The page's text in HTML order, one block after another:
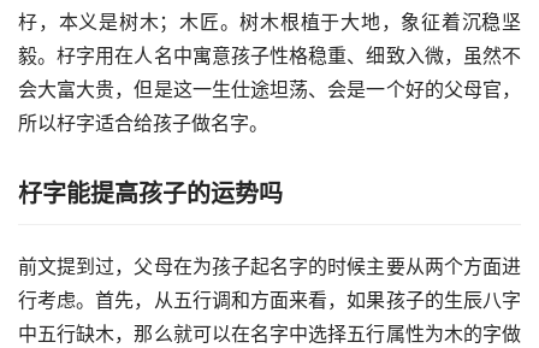
杍，本义是树木；木匠。树木根植于大地，象征着沉稳坚
毅。杍字用在人名中寓意孩子性格稳重、细致入微，虽然不
会大富大贵，但是这一生仕途坦荡、会是一个好的父母官，
所以杍字适合给孩子做名字。
杍字能提高孩子的运势吗
前文提到过，父母在为孩子起名字的时候主要从两个方面进
行考虑。首先，从五行调和方面来看，如果孩子的生辰八字
中五行缺木，那么就可以在名字中选择五行属性为木的字做